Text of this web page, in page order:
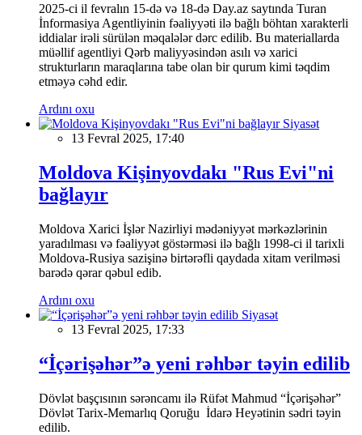
2025-ci il fevralın 15-də və 18-də Day.az saytında Turan
İnformasiya Agentliyinin fəaliyyəti ilə bağlı böhtan xarakterli
iddialar irəli sürülən məqalələr dərc edilib. Bu materiallarda
müəllif agentliyi Qərb maliyyəsindən asılı və xarici
strukturların maraqlarına tabe olan bir qurum kimi təqdim
etməyə cəhd edir.
Ardını oxu
Siyasət
13 Fevral 2025, 17:40
Moldova Kişinyovdakı "Rus Evi"ni
bağlayır
Moldova Xarici İşlər Nazirliyi mədəniyyət mərkəzlərinin
yaradılması və fəaliyyət göstərməsi ilə bağlı 1998-ci il tarixli
Moldova-Rusiya sazişinə birtərəfli qaydada xitam verilməsi
barədə qərar qəbul edib.
Ardını oxu
Siyasət
13 Fevral 2025, 17:33
“İçərişəhər”ə yeni rəhbər təyin edilib
Dövlət başçısının sərəncamı ilə Rüfət Mahmud “İçərişəhər”
Dövlət Tarix-Memarlıq Qoruğu İdarə Heyətinin sədri təyin
edilib.